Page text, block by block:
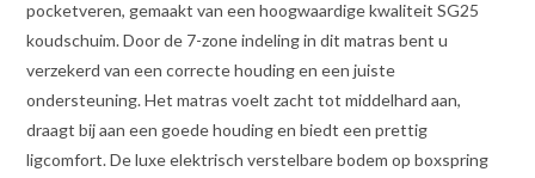
pocketveren, gemaakt van een hoogwaardige kwaliteit SG25
koudschuim. Door de 7-zone indeling in dit matras bent u
verzekerd van een correcte houding en een juiste
ondersteuning. Het matras voelt zacht tot middelhard aan,
draagt bij aan een goede houding en biedt een prettig
ligcomfort. De luxe elektrisch verstelbare bodem op boxspring